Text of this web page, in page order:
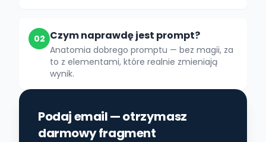
02 Czym naprawdę jest prompt?
Anatomia dobrego promptu — bez magii, za
to z elementami, które realnie zmieniają
wynik.
Podaj email — otrzymasz
darmowy fragment